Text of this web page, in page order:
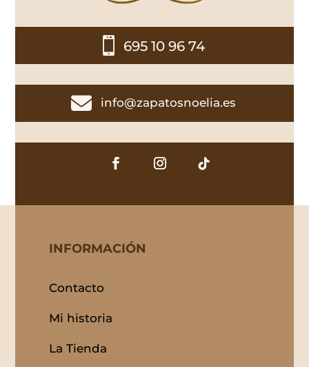
 695 10 96 74
 info@zapatosnoelia.es
INFORMACIÓN
Contacto
Mi historia
La Tienda